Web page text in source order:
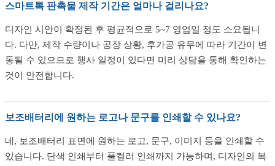
스마트톡 판촉물 제작 기간은 얼마나 걸리나요?
디자인 시안이 확정된 후 평균적으로 5~7 영업일 정도 소요됩니
다. 다만, 제작 수량이나 공장 상황, 후가공 유무에 따라 기간이 변
동될 수 있으므로 행사 일정이 있다면 미리 상담을 통해 확인하는
것이 안전합니다.
보조배터리에 원하는 로고나 문구를 인쇄할 수 있나요?
네, 보조배터리 표면에 원하는 로고, 문구, 이미지 등을 인쇄할 수
있습니다. 단색 인쇄부터 풀컬러 인쇄까지 가능하며, 디자인의 복